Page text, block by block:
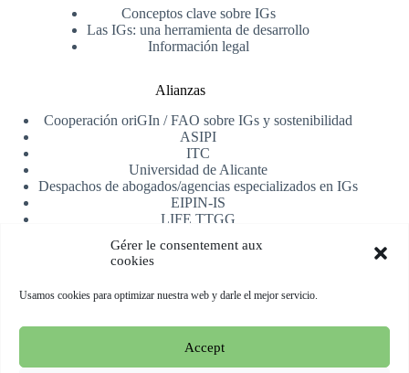
Gérer le consentement aux
cookies
Usamos cookies para optimizar nuestra web y darle el mejor servicio.
Accept
Conceptos clave sobre IGs
Las IGs: una herramienta de desarrollo
Información legal
Alianzas
Cooperación oriGIn / FAO sobre IGs y sostenibilidad
ASIPI
ITC
Universidad de Alicante
Despachos de abogados/agencias especializados en IGs
EIPIN-IS
LIFE TTGG
Registrarse